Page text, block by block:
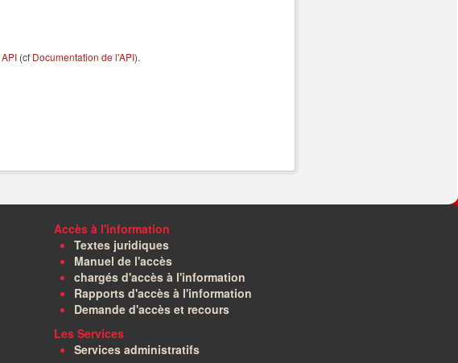
API (cf Documentation de l'API).
Accès à l'information
Textes juridiques
Manuel de l'accès
chargés d'accès à l'information
Rapports d'accès à l'information
Demande d'accès et recours
Les Services
Services administratifs